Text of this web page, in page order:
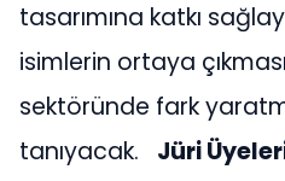
tasarımına katkı
isimlerin ortaya
sektöründe fark
tanıyacak. Jüri